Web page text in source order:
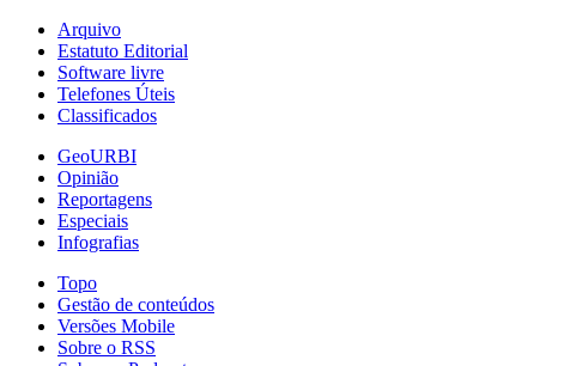
Arquivo
Estatuto Editorial
Software livre
Telefones Úteis
Classificados
GeoURBI
Opinião
Reportagens
Especiais
Infografias
Topo
Gestão de conteúdos
Versões Mobile
Sobre o RSS